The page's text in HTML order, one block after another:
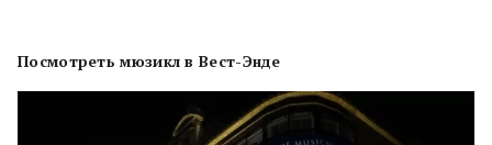
Посмотреть мюзикл в Вест-Энде